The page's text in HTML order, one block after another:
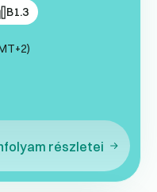
B1.3
részletei